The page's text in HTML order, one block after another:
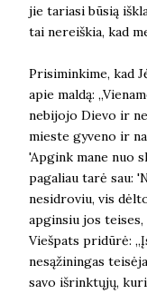
jie tariasi būsią
tai nereiškia, kad
Prisiminkime, kad
apie maldą:
nebijojo Dievo ir
mieste gyveno ir
'Apgink mane nuo
pagaliau tarė sau:
nesidroviu, vis
apginsiu jos
Viešpats pridūrė:
nesąžiningas
savo išrinktųjų,